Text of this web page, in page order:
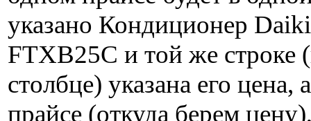
указано Кондиционер
FTXB25C и той же строке
столбце) указана его цена,
прайсе (откуда берем